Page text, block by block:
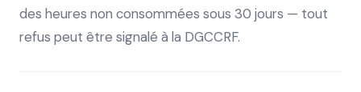
des heures non consommées sous 30 jours — tout
refus peut être signalé à la DGCCRF.